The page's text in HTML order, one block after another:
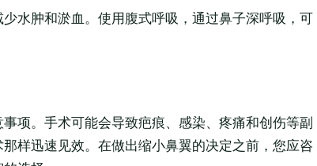
水肿和淤血。使用腹式呼吸，通过鼻子深呼吸，可
项。手术可能会导致疤痕、感染、疼痛和创伤等副
样迅速见效。在做出缩小鼻翼的决定之前，您应咨